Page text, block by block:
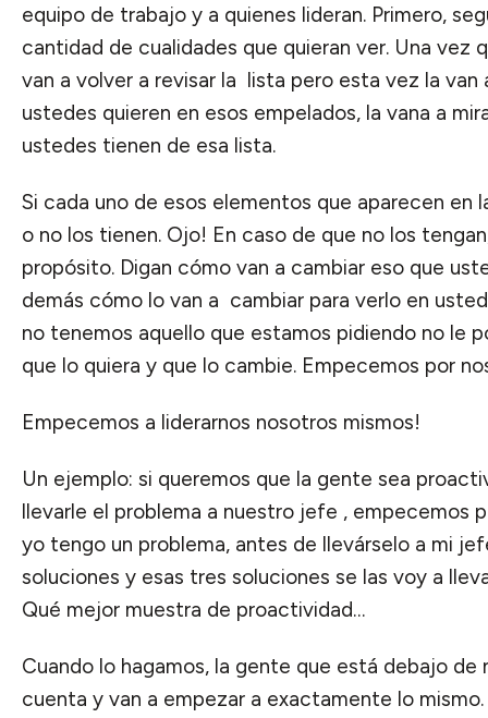
equipo de trabajo y a quienes lideran. Primero,
cantidad de cualidades que quieran ver. Una vez
van a volver a revisar la lista pero esta vez la van
ustedes quieren en esos empelados, la vana a
ustedes tienen de esa lista.
Si cada uno de esos elementos que aparecen en
o no los tienen. Ojo! En caso de que no los
propósito. Digan cómo van a cambiar eso que
demás cómo lo van a cambiar para verlo en
no tenemos aquello que estamos pidiendo no le
que lo quiera y que lo cambie. Empecemos por
Empecemos a liderarnos nosotros mismos!
Un ejemplo: si queremos que la gente sea
llevarle el problema a nuestro jefe , empecemos
yo tengo un problema, antes de llevárselo a mi
soluciones y esas tres soluciones se las voy a
Qué mejor muestra de proactividad…
Cuando lo hagamos, la gente que está debajo de
cuenta y van a empezar a exactamente lo